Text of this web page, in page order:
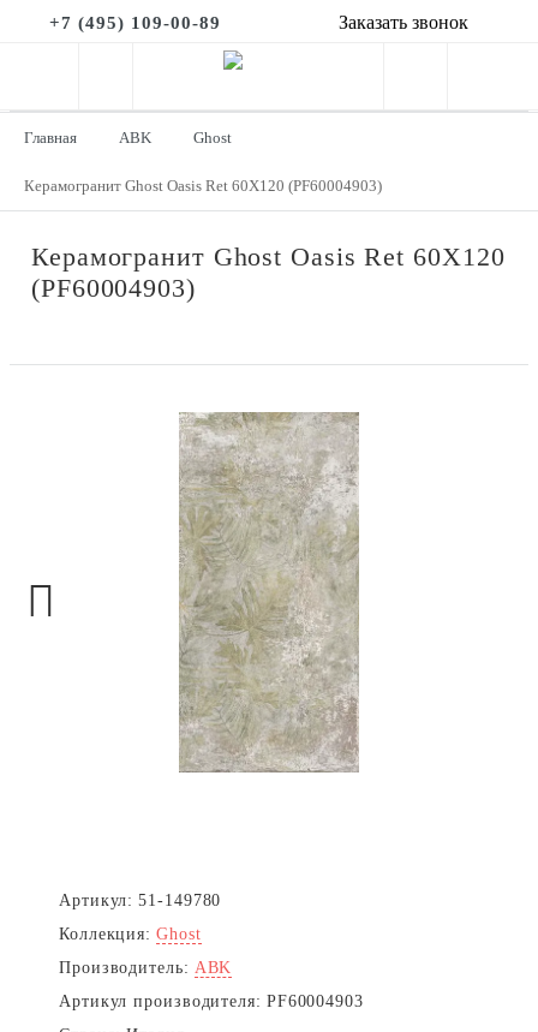
+7 (495) 109-00-89 Заказать звонок
Главная ABK Ghost
Керамогранит Ghost Oasis Ret 60X120 (PF60004903)
Керамогранит Ghost Oasis Ret 60X120
(PF60004903)
Артикул: 51-149780
Коллекция: Ghost
Производитель: ABK
Артикул производителя: PF60004903